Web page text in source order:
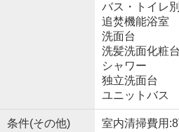
バス・トイレ別
追焚機能浴室
洗面台
洗髪洗面化粧台
シャワー
独立洗面台
ユニットバス
条件(その他) 室内清掃費用